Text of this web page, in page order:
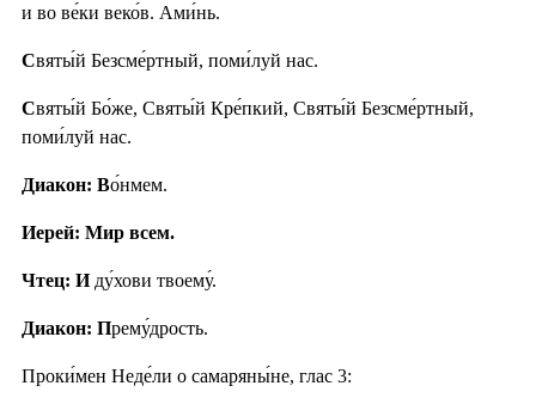
и во ве́ки веко́в. Ами́нь.
Святы́й Безсме́ртный, поми́луй нас.
Святы́й Бо́же, Святы́й Кре́пкий, Святы́й Безсме́ртный,
поми́луй нас.
Диакон: Во́нмем.
Иерей: Мир всем.
Чтец: Иду́хови твоему́.
Диакон: Прему́дрость.
Проки́мен Неде́ли о самаряны́не, глас 3: